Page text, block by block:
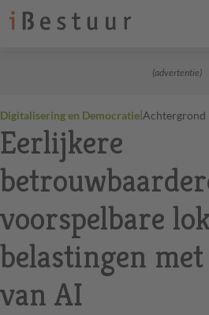
(advertentie)
Digitalisering en Democratie|Achtergrond
Eerlijkere
voorspelbare
belastingen
van AI